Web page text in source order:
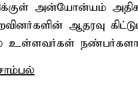
அன்யோன்யம்
ஆதரவு
உள்ளவர்கள்